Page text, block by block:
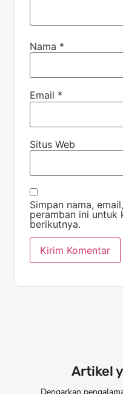
Nama *
Email *
Situs Web
Simpan nama,
peramban ini untuk
berikutnya.
Artikel